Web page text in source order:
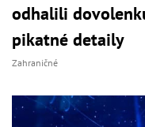
odhalili
pikatné detaily
Zahraničné